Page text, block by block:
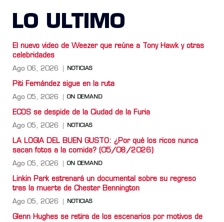
LO ULTIMO
El nuevo video de Weezer que reúne a Tony Hawk y otras
celebridades
Ago 06, 2026 NOTICIAS
Piti Fernández sigue en la ruta
Ago 05, 2026 ON DEMAND
ECOS se despide de la Ciudad de la Furia
Ago 05, 2026 NOTICIAS
LA LOGIA DEL BUEN GUSTO: ¿Por qué los ricos nunca
sacan fotos a la comida? (05/08/2026)
Ago 05, 2026 ON DEMAND
Linkin Park estrenará un documental sobre su regreso
tras la muerte de Chester Bennington
Ago 05, 2026 NOTICIAS
Glenn Hughes se retira de los escenarios por motivos de